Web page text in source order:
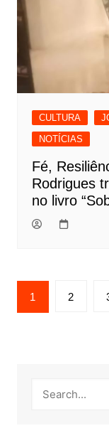
CULTURA
NOTÍCIAS
Fé,
Rodrigues
no livro
Navegação
por
1 2